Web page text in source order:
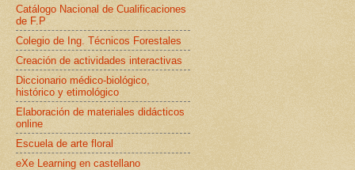
Catálogo Nacional de Cualificaciones
de F.P
Colegio de Ing. Técnicos Forestales
Creación de actividades interactivas
Diccionario médico-biológico,
histórico y etimológico
Elaboración de materiales didácticos
online
Escuela de arte floral
eXe Learning en castellano